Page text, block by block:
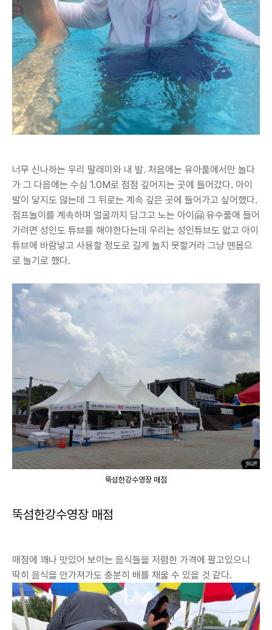
너무 신나하는 우리 딸래미와 내 발. 처음에는 유아풀에서만 놀다
가 그 다음에는 수심 1.0M로 점점 깊어지는 곳에 들어갔다. 아이
발이 닿지도 않는데 그 뒤로는 계속 깊은 곳에 들어가고 싶어했다.
점프놀이를 계속하며 얼굴까지 담그고 노는 아이🤗 유수풀애 들어
가려면 성인도 튜브를 해야한다는데 우리는 성인튜브도 없고 아이
튜브에 바람넣고 사용할 정도로 길게 놀지 못할거라 그냥 맨몸으
로 놀기로 했다.
뚝섬한강수영장 매점
뚝섬한강수영장 매점
매점에 꽤나 맛있어 보이는 음식들을 저렴한 가격에 팔고있으니
딱히 음식을 안가져가도 충분히 배를 채울 수 있을 것 같다.